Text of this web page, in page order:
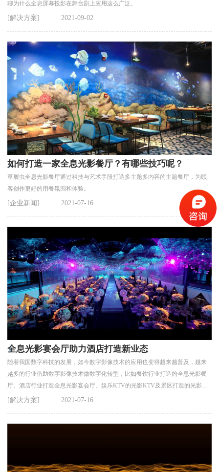
聊为什么全息屏幕投影在舞台剧上应用这么广泛。
[解决方案] 2021-09-02
如何打造一家全息光影餐厅？有哪些技巧呢？
草履虫全息光影餐厅通过科技与艺术手段打造多主题多内容的主题餐厅，为顾
客创作更好的用餐氛围和体验。
[企业新闻] 2021-07-16
全息光影宴会厅助力酒店打造新业态
随着我国数字科技的发展，如今数字影像技术的应用也变得越来越普及，越来
越多的行业借助数字影像技术做数字化转型，比如餐饮行业打造的全息光影餐
厅、酒店行业打造全息光影宴会厅、娱乐KTV的光影KTV及景区打造的光影夜
游等。
[解决方案] 2021-07-16